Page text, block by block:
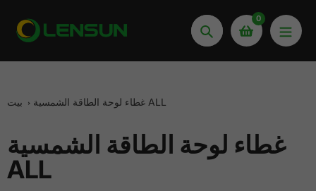
المحتوى
يبحث
0
بيت غطاء لوحة الطاقة الشمسية ALL
مجموعة:
غطاء لوحة الطاقة الشمسية
ALL